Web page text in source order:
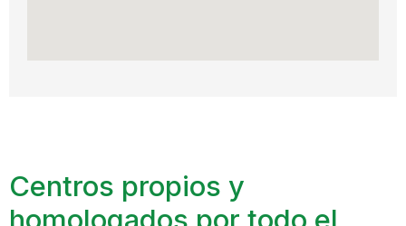
Centros propios y
homologados por todo el